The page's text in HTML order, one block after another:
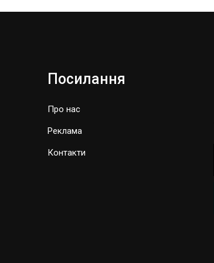
Посилання
Про нас
Реклама
Контакти